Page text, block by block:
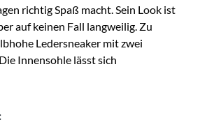
richtig Spaß macht. Sein Look ist
auf keinen Fall langweilig. Zu
Ledersneaker mit zwei
Innensohle lässt sich